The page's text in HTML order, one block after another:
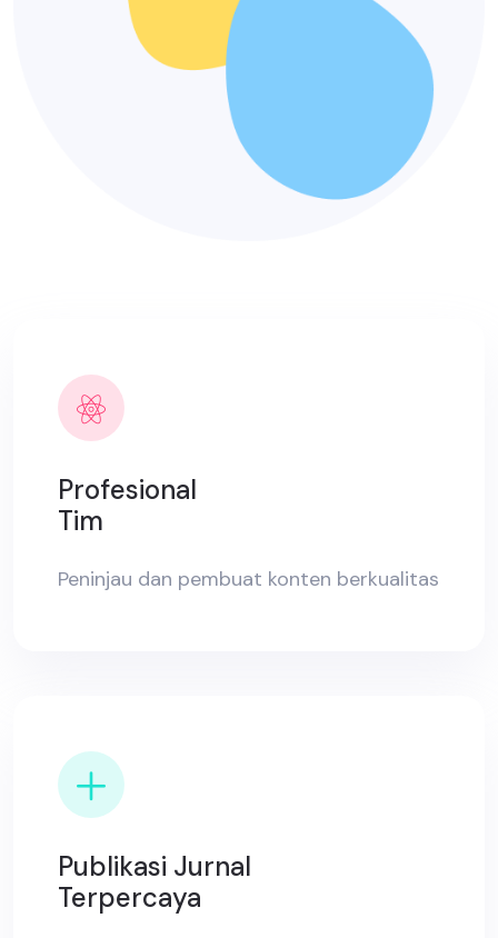
Profesional
Tim
Peninjau dan pembuat konten berkualitas
Publikasi Jurnal
Terpercaya